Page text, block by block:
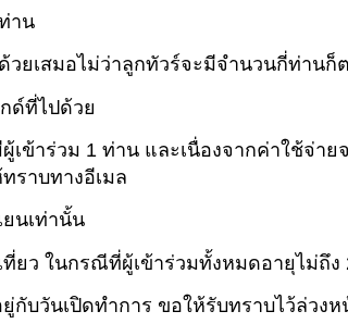
าน
วยเสมอไม่ว่าลูกทัวร์จะมีจำนวนกี่ท่านก็
ด์ที่ไปด้วย
ข้าร่วม 1 ท่าน และเนื่องจากค่าใช้จ่า
ราบทางอีเมล
ยนเท่านั้น
ยว ในกรณีที่ผู้เข้าร่วมทั้งหมดอายุไม่ถึง
บวันเปิดทำการ ขอให้รับทราบไว้ล่วงห